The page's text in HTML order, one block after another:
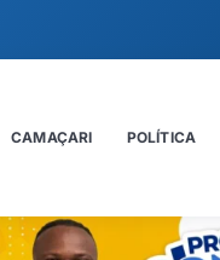
CAMAÇARI POLÍTICA